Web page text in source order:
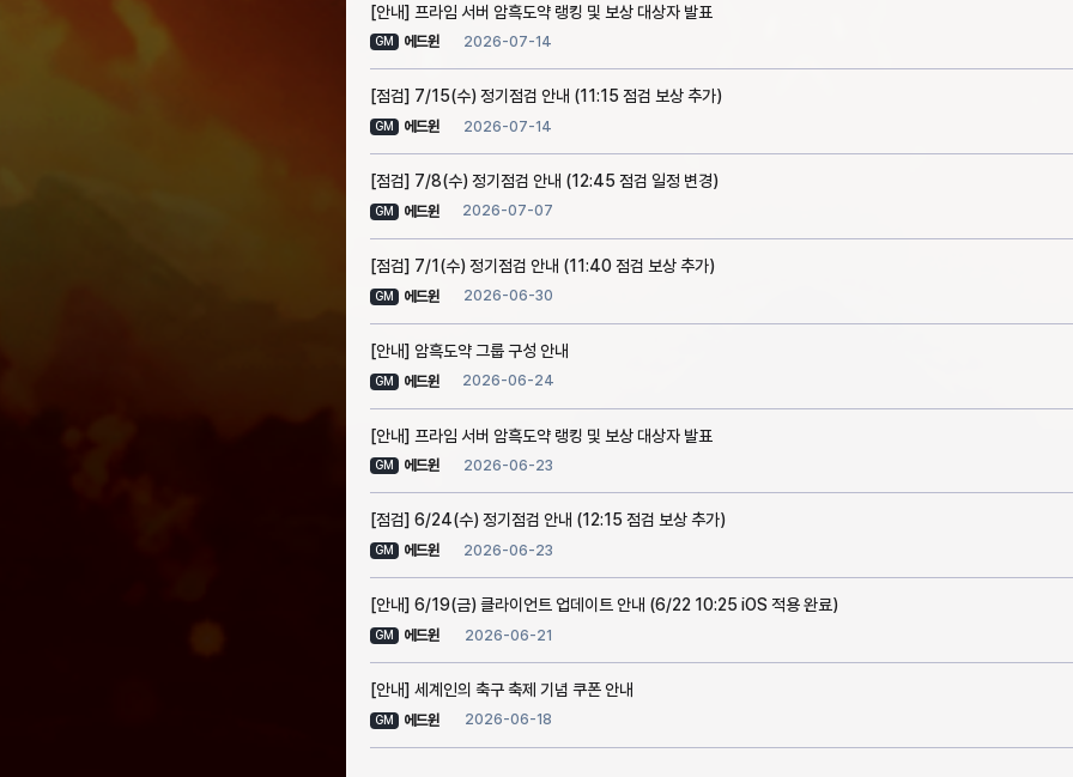
[안내] 프라임 서버 암흑도약 랭킹 및 보상 대상자 발표
GM 에드윈 2026-07-14
[점검] 7/15(수) 정기점검 안내 (11:15 점검 보상 추가)
GM 에드윈 2026-07-14
[점검] 7/8(수) 정기점검 안내 (12:45 점검 일정 변경)
GM 에드윈 2026-07-07
[점검] 7/1(수) 정기점검 안내 (11:40 점검 보상 추가)
GM 에드윈 2026-06-30
[안내] 암흑도약 그룹 구성 안내
GM 에드윈 2026-06-24
[안내] 프라임 서버 암흑도약 랭킹 및 보상 대상자 발표
GM 에드윈 2026-06-23
[점검] 6/24(수) 정기점검 안내 (12:15 점검 보상 추가)
GM 에드윈 2026-06-23
[안내] 6/19(금) 클라이언트 업데이트 안내 (6/22 10:25 iOS 적용 완료)
GM 에드윈 2026-06-21
[안내] 세계인의 축구 축제 기념 쿠폰 안내
GM 에드윈 2026-06-18